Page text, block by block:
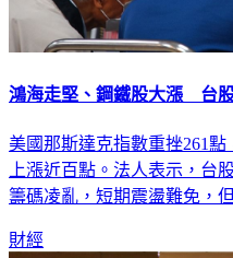
鴻海走堅、鋼鐵股大漲 台
美國那斯達克指數重挫261
上漲近百點。法人表示，台
籌碼凌亂，短期震盪難免，
財經